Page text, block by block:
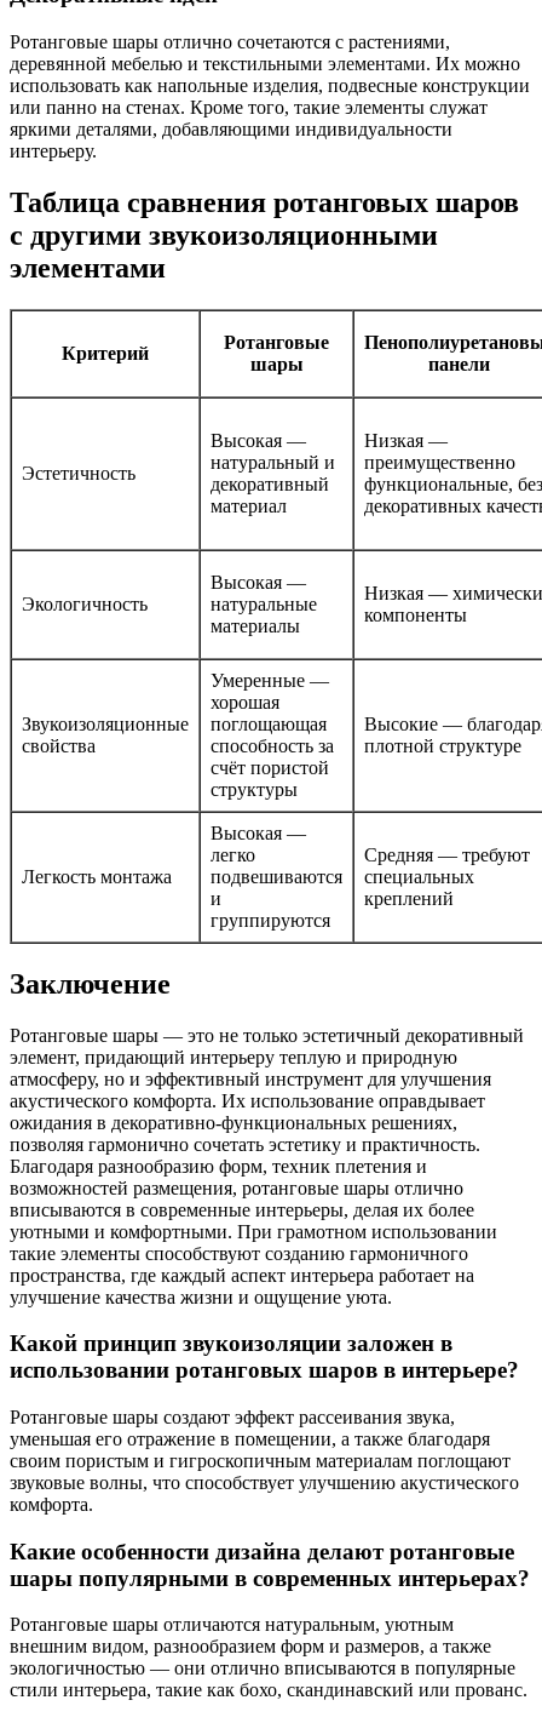
Ротанговые шары отлично сочетаются с растениями,
деревянной мебелью и текстильными элементами. Их можно
использовать как напольные изделия, подвесные конструкции
или панно на стенах. Кроме того, такие элементы служат
яркими деталями, добавляющими индивидуальности
интерьеру.
Таблица сравнения ротанговых шаров
с другими звукоизоляционными
элементами
Критерий
Ротанговые
шары
панели
Эстетичность
Высокая —
натуральный и
декоративный
материал
Низкая —
преимущественно
функциональные, без
декоративных
Экологичность
Высокая —
натуральные
материалы
Низкая —
компоненты
Звукоизоляционные
свойства
Умеренные —
хорошая
поглощающая
способность за
счёт пористой
структуры
Высокие —
плотной структуре
Легкость монтажа
Высокая —
легко
подвешиваются
и
группируются
Средняя — требуют
специальных
креплений
Заключение
Ротанговые шары — это не только эстетичный декоративный
элемент, придающий интерьеру теплую и природную
атмосферу, но и эффективный инструмент для улучшения
акустического комфорта. Их использование оправдывает
ожидания в декоративно-функциональных решениях,
позволяя гармонично сочетать эстетику и практичность.
Благодаря разнообразию форм, техник плетения и
возможностей размещения, ротанговые шары отлично
вписываются в современные интерьеры, делая их более
уютными и комфортными. При грамотном использовании
такие элементы способствуют созданию гармоничного
пространства, где каждый аспект интерьера работает на
улучшение качества жизни и ощущение уюта.
Какой принцип звукоизоляции заложен в
использовании ротанговых шаров в интерьере?
Ротанговые шары создают эффект рассеивания звука,
уменьшая его отражение в помещении, а также благодаря
своим пористым и гигроскопичным материалам поглощают
звуковые волны, что способствует улучшению акустического
комфорта.
Какие особенности дизайна делают ротанговые
шары популярными в современных интерьерах?
Ротанговые шары отличаются натуральным, уютным
внешним видом, разнообразием форм и размеров, а также
экологичностью — они отлично вписываются в популярные
стили интерьера, такие как бохо, скандинавский или прованс.